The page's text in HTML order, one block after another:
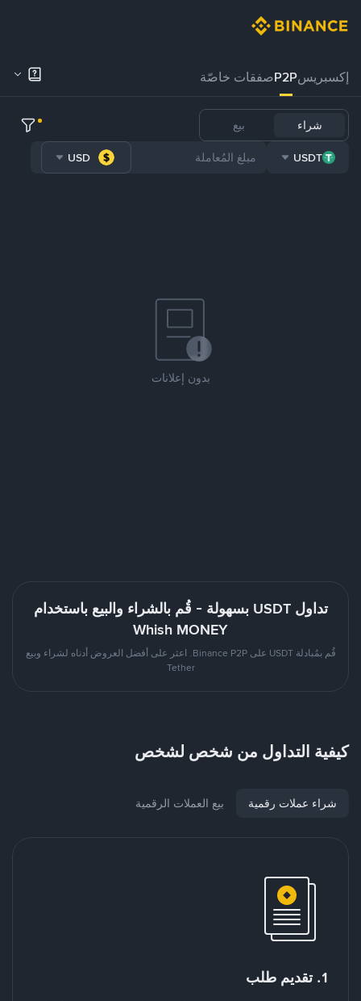
إكسبريسP2Pصفقات خاصّة
شراء بيع
USDT
USD
بدون إعلانات
تداول USDT بسهولة - قُم بالشراء والبيع باستخدام
Whish MONEY
قُم بمُبادلة USDT على Binance P2P. اعثر على أفضل العروض أدناه لشراء وبيع
Tether
كيفية التداول من شخص لشخص
شراء عملات رقمية بيع العملات الرقمية
1. تقديم طلب